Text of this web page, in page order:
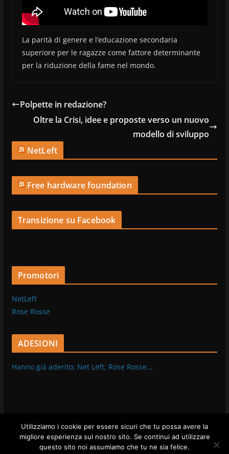
La parità di genere e l’educazione secondaria
superiore per le ragazze come fattore determinante
per la riduzione della fame nel mondo.
Polpette in redazione?
Oltre la Crisi, idee e proposte verso un nuovo
modello di sviluppo
NetLeft
Free hardware foundation
Transizione su Facebook
Promotori
NetLeft
Rose Rosse
ADESIONI
Hanno già aderito: Net Left; Rose Rosse...
Copyright © 2026Transizione. Tutti i diritti riservati.
Tema:ColorMag di ThemeGrill. Powered by WordPress
Utilizziamo i cookie per essere sicuri che tu possa avere la
migliore esperienza sul nostro sito. Se continui ad utilizzare
questo sito noi assumiamo che tu ne sia felice.